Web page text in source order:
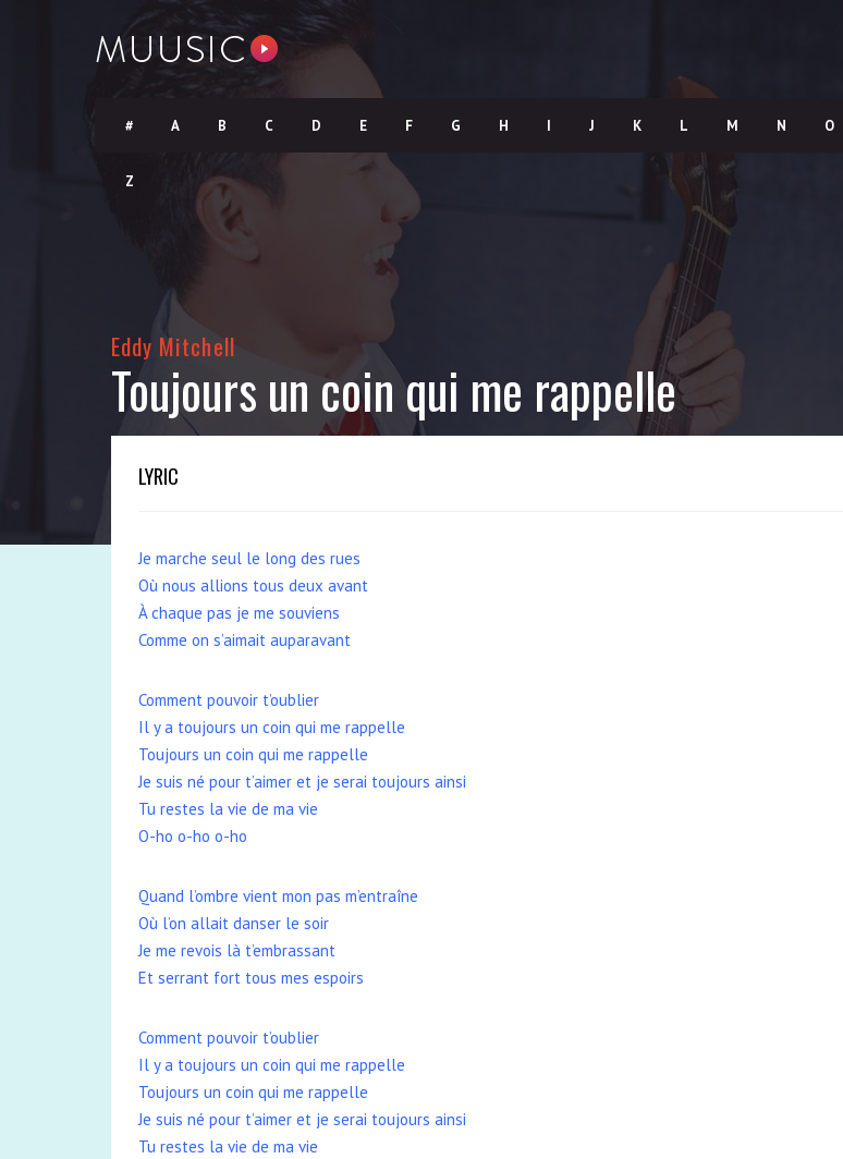
# A B C D E F G H I J K L M N O
Z
Eddy Mitchell
Toujours un coin qui me rappelle
LYRIC
Je marche seul le long des rues
Où nous allions tous deux avant
À chaque pas je me souviens
Comme on s’aimait auparavant
Comment pouvoir t’oublier
Il y a toujours un coin qui me rappelle
Toujours un coin qui me rappelle
Je suis né pour t’aimer et je serai toujours ainsi
Tu restes la vie de ma vie
O-ho o-ho o-ho
Quand l’ombre vient mon pas m’entraîne
Où l’on allait danser le soir
Je me revois là t’embrassant
Et serrant fort tous mes espoirs
Comment pouvoir t’oublier
Il y a toujours un coin qui me rappelle
Toujours un coin qui me rappelle
Je suis né pour t’aimer et je serai toujours ainsi
Tu restes la vie de ma vie